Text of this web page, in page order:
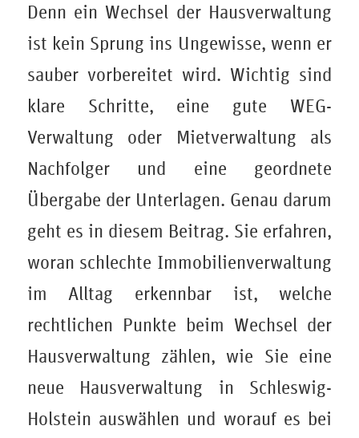
Denn ein Wechsel der Hausverwaltung
ist kein Sprung ins Ungewisse, wenn er
sauber vorbereitet wird. Wichtig sind
klare Schritte, eine gute WEG-
Verwaltung oder Mietverwaltung als
Nachfolger und eine geordnete
Übergabe der Unterlagen. Genau darum
geht es in diesem Beitrag. Sie erfahren,
woran schlechte Immobilienverwaltung
im Alltag erkennbar ist, welche
rechtlichen Punkte beim Wechsel der
Hausverwaltung zählen, wie Sie eine
neue Hausverwaltung in Schleswig-
Holstein auswählen und worauf es bei